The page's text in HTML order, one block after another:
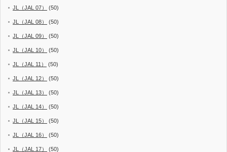
JL（JAL 07） (50)
JL（JAL 08） (50)
JL（JAL 09） (50)
JL（JAL 10） (50)
JL（JAL 11） (50)
JL（JAL 12） (50)
JL（JAL 13） (50)
JL（JAL 14） (50)
JL（JAL 15） (50)
JL（JAL 16） (50)
JL（JAL 17） (50)